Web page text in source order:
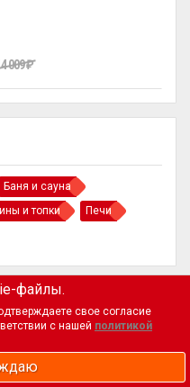
Баня и сауна
и топки
Печи
009₽
Магазин
файлы.
свое согласие
с нашей политикой